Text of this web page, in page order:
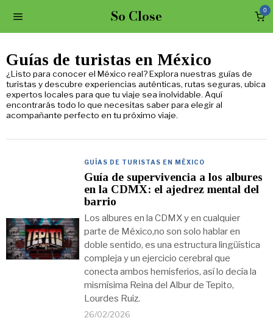
So Close 0
Guías de turistas en México
¿Listo para conocer el México real? Explora nuestras guías de
turistas y descubre experiencias auténticas, rutas seguras, ubica
expertos locales para que tu viaje sea inolvidable. Aquí
encontrarás todo lo que necesitas saber para elegir al
acompañante perfecto en tu próximo viaje.
GUÍAS DE TURISTAS EN MÉXICO
Guía de supervivencia a los albures
en la CDMX: el ajedrez mental del
barrio
Los albures en la CDMX y en cualquier
parte de México,no son solo hablar en
doble sentido, es una estructura lingüística
compleja y un ejercicio cerebral que
conecta ambos hemisferios, así lo decía la
mismísima Reina del Albur de Tepito,
Lourdes Ruiz.
26/02/2026